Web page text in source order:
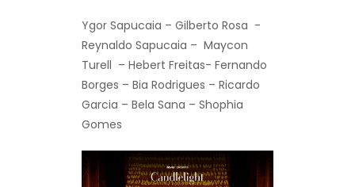
Ygor Sapucaia – Gilberto Rosa -
Reynaldo Sapucaia – Maycon
Turell – Hebert Freitas- Fernando
Borges – Bia Rodrigues – Ricardo
Garcia – Bela Sana – Shophia
Gomes